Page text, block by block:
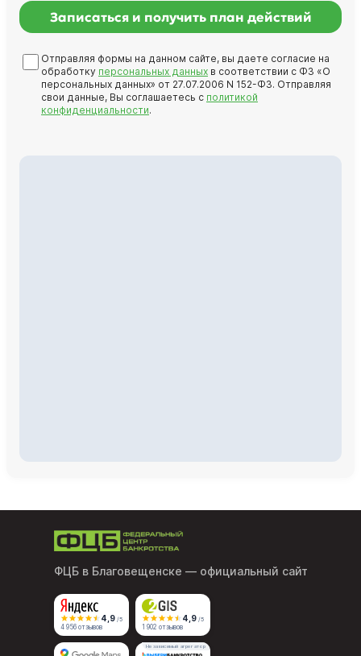
Записаться и получить план действий
Отправляя формы на данном сайте, вы даете согласие на
обработку персональных данных в соответствии с ФЗ «О
персональных данных» от 27.07.2006 N 152-ФЗ. Отправляя
свои данные, Вы соглашаетесь с политикой
конфиденциальности.
ФЦБ в Благовещенске — официальный сайт
4,9 /5
4 956 отзывов
4,9 /5
1 902 отзывов
Независимый агрегатор